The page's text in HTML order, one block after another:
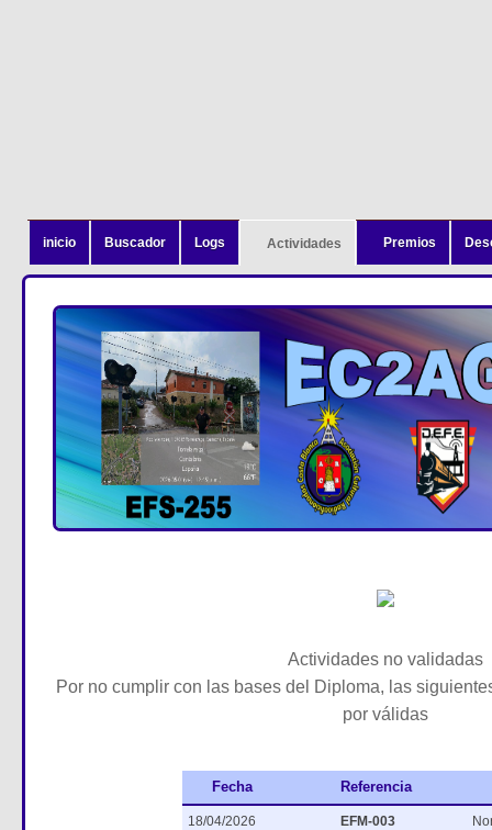
inicio Buscador Logs Actividades Premios
Actividades no validadas
Por no cumplir con las bases del Diploma, las
por válidas
Fecha Referencia
18/04/2026 EFM-003